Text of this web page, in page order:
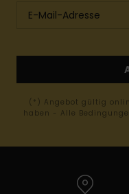
(*) Angebot gültig
haben - Alle